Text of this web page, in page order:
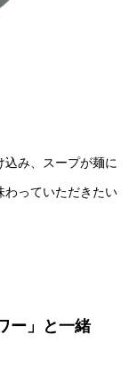
み、スープが麺に
わっていただきたい
ー」と一緒